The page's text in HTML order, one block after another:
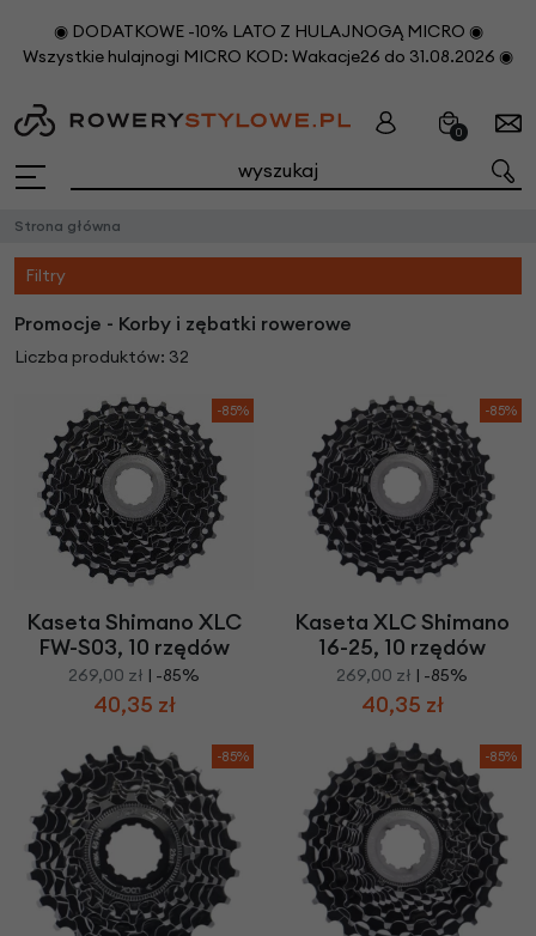
◉ DODATKOWE -10% LATO Z HULAJNOGĄ MICRO ◉
Wszystkie hulajnogi MICRO KOD: Wakacje26 do 31.08.2026 ◉
0
Strona główna
Filtry
Promocje - Korby i zębatki rowerowe
Liczba produktów: 32
-85%
Kaseta Shimano XLC
FW-S03, 10 rzędów
269,00 zł | -85%
40,35 zł
-85%
Kaseta XLC Shimano
16-25, 10 rzędów
269,00 zł | -85%
40,35 zł
-85% -85%